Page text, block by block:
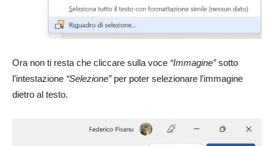
Ora non ti resta che cliccare sulla voce “Immagine”sotto
l’intestazione “Selezione”per poter selezionare l’immagine
dietro al testo.